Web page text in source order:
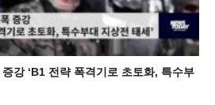
강 ‘B1 전략 폭격기로 초토화, 특수부